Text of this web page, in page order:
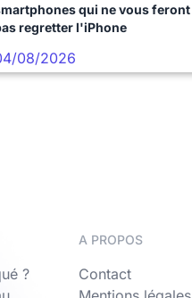
qui ne vous feront
regretter l'iPhone
08/2026
?
A PROPOS
Contact